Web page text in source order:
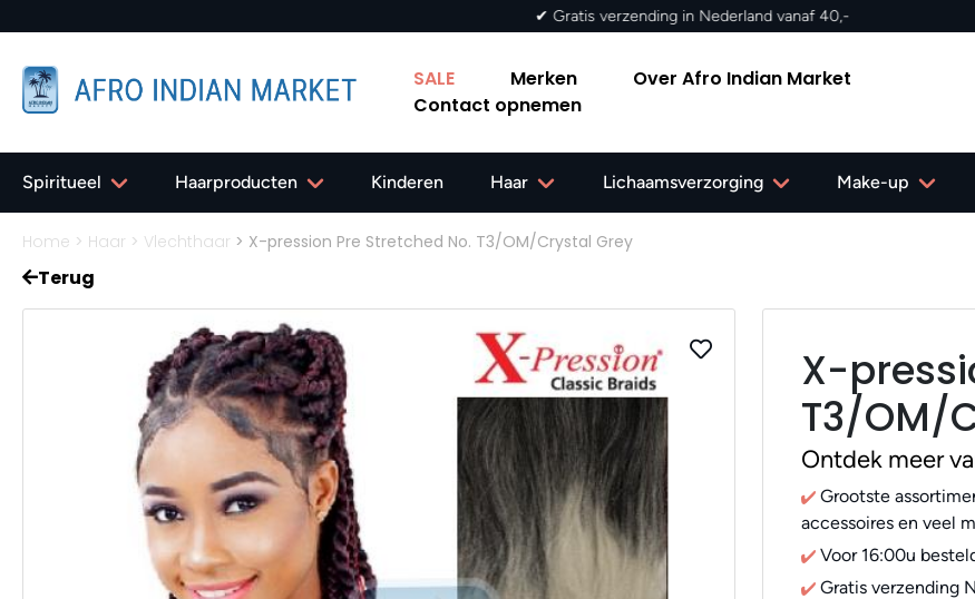
SALE Merken
Over Afro Indian Market
Contact opnemen
Spiritueel Haarproducten Kinderen Haar Lichaamsverzorging Make-up
Home > Haar > Vlechthaar > X-pression Pre Stretched No. T3/OM/Crystal Grey
Terug
X-
T3/OM/
Ontdek meer
Grootste
accessoires en veel
Voor 16:00u
Gratis verzending